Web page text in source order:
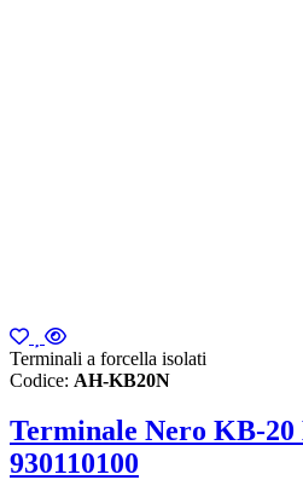
Terminali a forcella isolati
Codice: AH-KB20N
Terminale Nero KB-
930110100